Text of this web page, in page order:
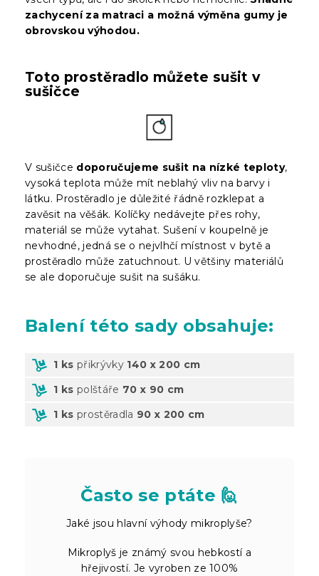
zachycení za matraci a možná výměna gumy je
obrovskou výhodou.
Toto prostěradlo můžete sušit v
sušičce
V sušičce doporučujeme sušit na nízké teploty,
vysoká teplota může mít neblahý vliv na barvy i
látku. Prostěradlo je důležité řádně rozklepat a
zavěsit na věšák. Kolíčky nedávejte přes rohy,
materiál se může vytahat. Sušení v koupelně je
nevhodné, jedná se o nejvlhčí místnost v bytě a
prostěradlo může zatuchnout. U většiny materiálů
se ale doporučuje sušit na sušáku.
Balenítéto sady obsahuje:
1 ks přikrývky 140 x 200 cm
1 ks polštáře 70 x 90 cm
1 ks prostěradla 90 x 200 cm
Často se ptáte 🙋
Jaké jsou hlavní výhody mikroplyše?
Mikroplyš je známý svou hebkostí a
hřejivostí. Je vyroben ze 100%